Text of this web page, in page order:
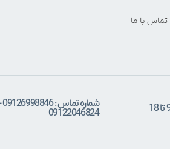
تماس با ما
09122046824